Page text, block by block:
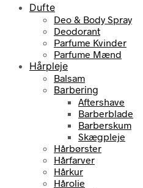
Dufte
Deo & Body Spray
Deodorant
Parfume Kvinder
Parfume Mænd
Hårpleje
Balsam
Barbering
Aftershave
Barberblade
Barberskum
Skægpleje
Hårbørster
Hårfarver
Hårkur
Hårolie